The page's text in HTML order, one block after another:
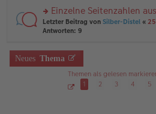
tr
a
g
e
n
er
tr
a
n
g
el
e
n
er
rs
te
n
g
Einzelne Seitenzahlen
Letzter Beitrag von Silber-Distel «
Antworten: 9
Neues Thema
Themen als gelesen
1 2 3 4 5